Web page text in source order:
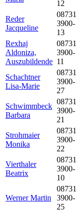
12
Reder
Jacqueline
08731
3900-
13
Rexhaj
Aldoniza,
Auszubildende
08731
3900-
11
Schachtner
Lisa-Marie
08731
3900-
27
Schwimmbeck
Barbara
08731
3900-
21
Strohmaier
Monika
08731
3900-
22
Vierthaler
Beatrix
08731
3900-
10
Werner Martin
08731
3900-
25